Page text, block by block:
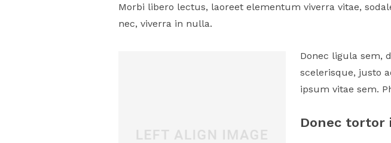
Morbi libero lectus, laoreet elementum viverra vitae,
nec, viverra in nulla.
Donec ligula sem,
scelerisque, justo
ipsum vitae sem.
Donec tortor